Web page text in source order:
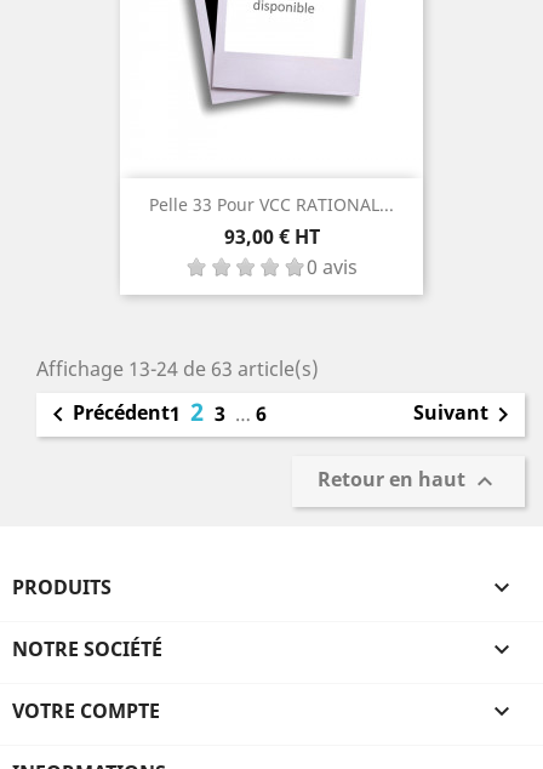
Pelle 33 Pour VCC RATIONAL...
Prix
93,00 € HT
0 avis
Affichage 13-24 de 63 article(s)
 Précédent1 2 3 … 6 Suivant 
Retour en haut 
PRODUITS 
NOTRE SOCIÉTÉ 
VOTRE COMPTE 